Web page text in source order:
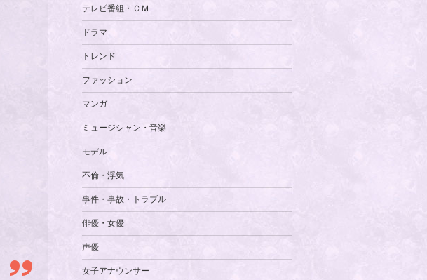
テレビ番組・ＣＭ
ドラマ
トレンド
ファッション
マンガ
ミュージシャン・音楽
モデル
不倫・浮気
事件・事故・トラブル
俳優・女優
声優
女子アナウンサー